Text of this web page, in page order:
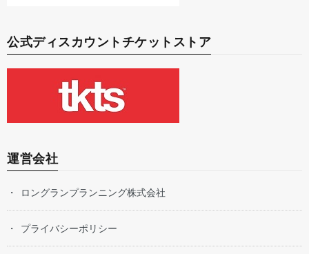
公式ディスカウントチケットストア
運営会社
ロングランプランニング株式会社
プライバシーポリシー